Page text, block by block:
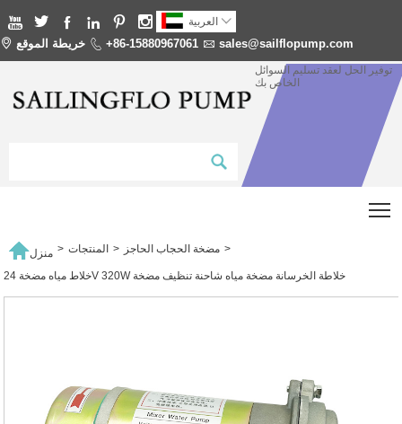
      العربية 
 خريطة الموقع  +86-15880967061  sales@sailflopump.com
توفير الحل لعقد تسليم السوائل
الخاص بك
منزل > المنتجات > مضخة الحجاب الحاجز >
خلاط مياه مضخة 24V 320W خلاطة الخرسانة مضخة مياه شاحنة تنظيف مضخة